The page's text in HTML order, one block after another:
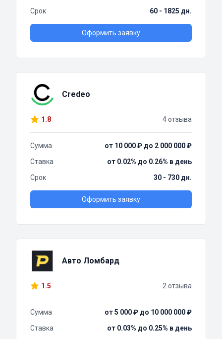
Срок
60 - 1825 дн.
Оформить заявку
Credeo
1.8 4 отзыва
Сумма
от 10 000 ₽ до 2 000 000 ₽
Ставка
от 0.02% до 0.26% в день
Срок
30 - 730 дн.
Оформить заявку
Авто Ломбард
1.5 2 отзыва
Сумма
от 5 000 ₽ до 10 000 000 ₽
Ставка
от 0.03% до 0.25% в день